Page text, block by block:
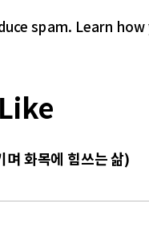
spam. Learn
화목에 힘쓰는 삶)